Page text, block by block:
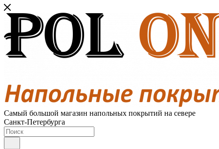
Самый большой магазин напольных покрытий на севере
Санкт-Петербурга